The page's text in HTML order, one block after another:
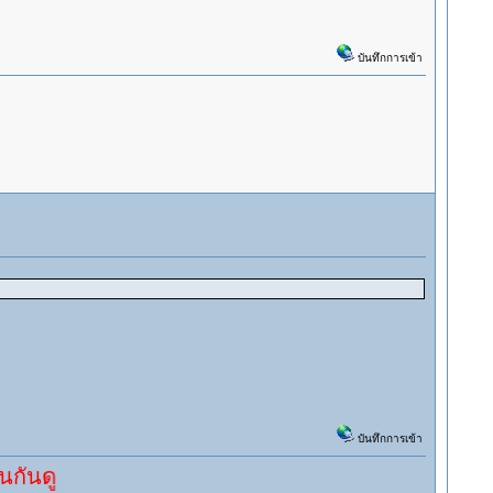
บันทึกการเข้า
บันทึกการเข้า